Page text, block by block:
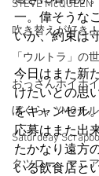
STEVE McQUEEN
吹き替えが好き！
「ウルトラ」の世
おっさんホイホイ
ぼくら、YMOチ
Saturdeay
タツロー・マニ
一。偉そうな
いが、約束は
今日はまた新
けたいとの思
をキャンセル
応募はまた出
たかなり遠方
いる飲食店と